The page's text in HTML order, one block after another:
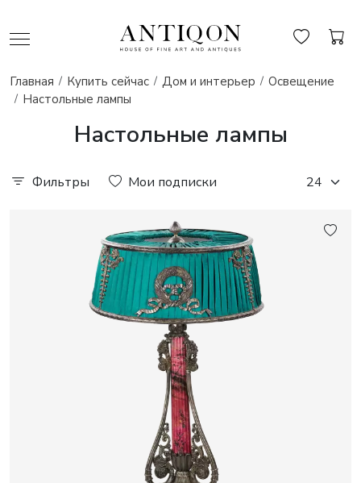
Главная Купить сейчас Дом и интерьер
Освещение
Настольные лампы
Настольные лампы
Фильтры Мои подписки